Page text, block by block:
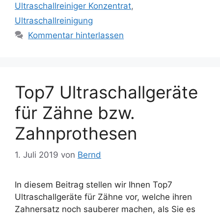
Ultraschallreiniger Konzentrat,
Ultraschallreinigung
Kommentar hinterlassen
Top7 Ultraschallgeräte
für Zähne bzw.
Zahnprothesen
1. Juli 2019 von Bernd
In diesem Beitrag stellen wir Ihnen Top7
Ultraschallgeräte für Zähne vor, welche ihren
Zahnersatz noch sauberer machen, als Sie es